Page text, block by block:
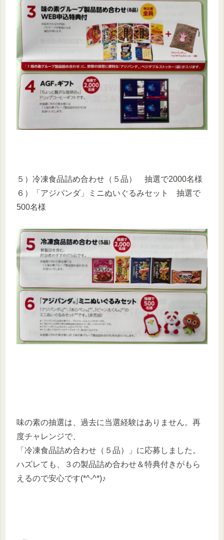
５）冷凍食品詰め合わせ（５品） 抽選で2000名様
６）「アジパンダ」ミニぬいぐるみセット 抽選で
500名様
味の素の抽選は、過去に当選経験はありません。再
度チャレンジで、
「冷凍食品詰め合わせ（５品）」に応募しました。
ハズレても、３の製品詰め合わせ＆特典付きがもら
えるので安心です(*^-^*)♪